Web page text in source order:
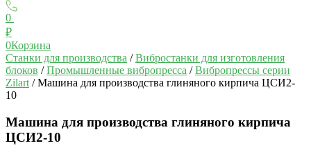
0
₽
0Корзина
Станки для производства /Вибростанки для изготовления
блоков /Промышленные вибропресса /Вибропрессы серии
Zilart / Машина для производства глиняного кирпича ЦСИ2-
10
Машина для производства глиняного кирпича
ЦСИ2-10